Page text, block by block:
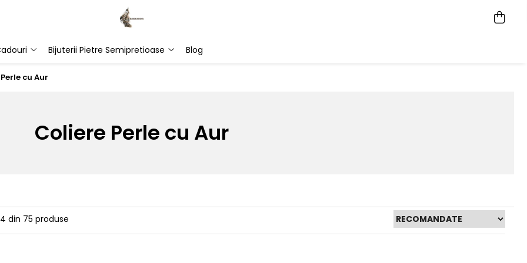
Bijuterii Pietre Semipretioase Blog
cu Aur
Coliere Perle cu Aur
din 75 produse